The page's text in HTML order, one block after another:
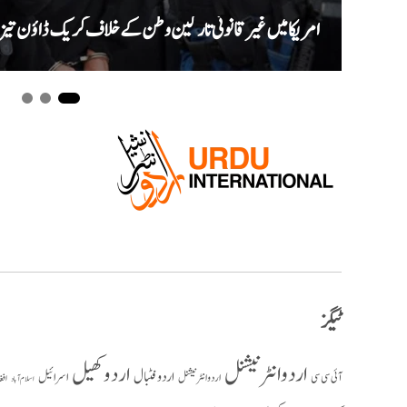
امریکا میں غیر قانونی تارکین وطن کے خلاف کریک ڈاؤن تیز، ایک ماہ میں
ٹیگز
آئی سی سی اردو انٹرنیشنل اردو انٹر نیشنل اردو فٹبالاردو کھیل اسرائیل اسلام آباد